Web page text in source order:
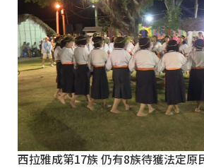
西拉雅成第17族 仍有8族待獲法定原